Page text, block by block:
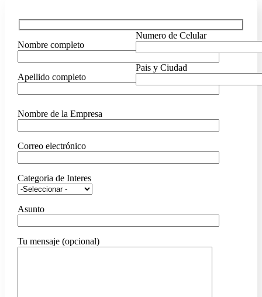
Nombre completo
Apellido completo
Numero de Celular
Pais y Ciudad
Nombre de la Empresa
Correo electrónico
Categoria de Interes
Asunto
Tu mensaje (opcional)